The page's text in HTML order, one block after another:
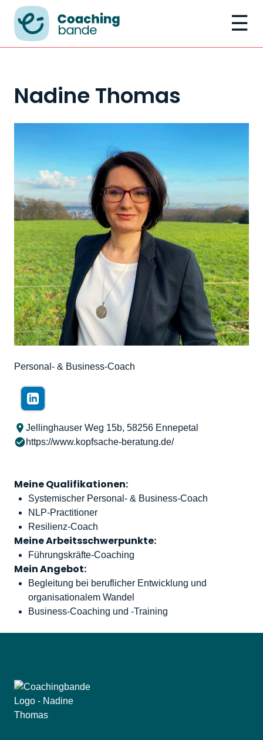
☰
Nadine Thomas
Personal- & Business-Coach
Jellinghauser Weg 15b, 58256 Ennepetal
https://www.kopfsache-beratung.de/
Meine Qualifikationen:
Systemischer Personal- & Business-Coach
NLP-Practitioner
Resilienz-Coach
Meine Arbeitsschwerpunkte:
Führungskräfte-Coaching
Mein Angebot:
Begleitung bei beruflicher Entwicklung und
organisationalem Wandel
Business-Coaching und -Training